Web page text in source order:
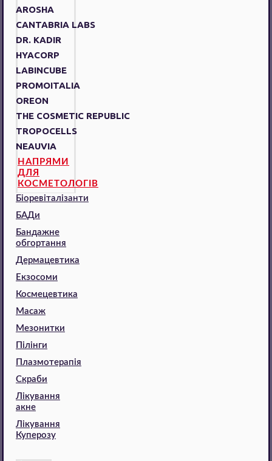
AROSHA
CANTABRIA LABS
DR. KADIR
HYACORP
LABINCUBE
PROMOITALIA
OREON
THE COSMETIC REPUBLIC
TROPOCELLS
NEAUVIA
НАПРЯМИ
ДЛЯ
КОСМЕТОЛОГІВ
Біоревіталізанти
БАДи
Бандажне
обгортання
Дермацевтика
Екзосоми
Космецевтика
Масаж
Мезонитки
Пілінги
Плазмотерапія
Скраби
Лікування
акне
Лікування
Куперозу